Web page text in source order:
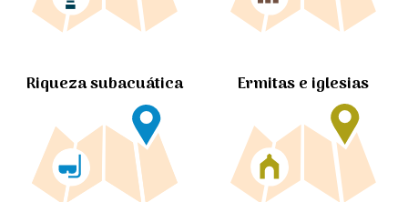
Riqueza subacuática Ermitas e iglesias